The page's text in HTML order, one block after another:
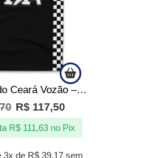
Regata do Ceará Vozão – 1914 – Produto Oficial
R$117,50
3x de R$ 39,17 sem
R$ 111,63 no Pix